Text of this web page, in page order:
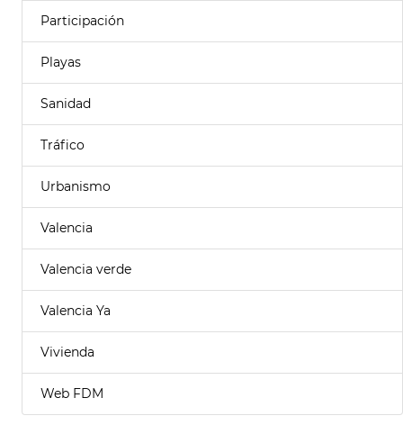
Participación
Playas
Sanidad
Tráfico
Urbanismo
Valencia
Valencia verde
Valencia Ya
Vivienda
Web FDM